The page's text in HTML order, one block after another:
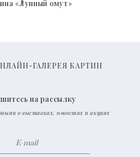
«Лунный омут»
ГАЛЕРЕЯ КАРТИН
на рассылку
о выставках, новостях и акциях